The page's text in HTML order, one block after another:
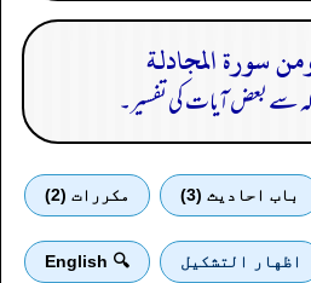
سے بعض آیات کی تفسیر۔
باب احادیث (3) مكررات (2)
اظهار التشكيل 🔍 English